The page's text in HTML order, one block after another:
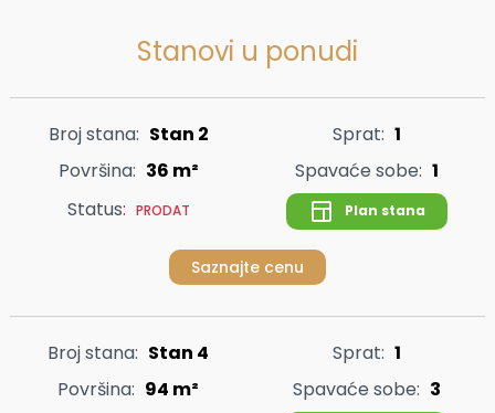
Stanovi u ponudi
Broj stana: Stan 2 Sprat: 1
Površina: 36 m² Spavaće sobe: 1
Status: PRODAT Plan stana
Saznajte cenu
Broj stana: Stan 4 Sprat: 1
Površina: 94 m² Spavaće sobe: 3